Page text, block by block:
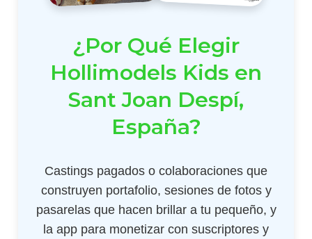
¿Por Qué Elegir
Hollimodels Kids en
Sant Joan Despí,
España?
Castings pagados o colaboraciones que
construyen portafolio, sesiones de fotos y
pasarelas que hacen brillar a tu pequeño, y
la app para monetizar con suscriptores y